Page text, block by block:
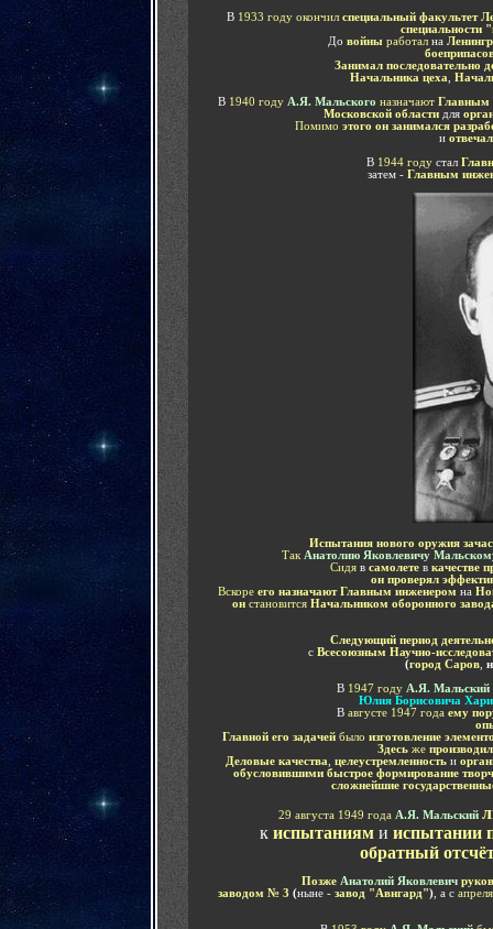
В 1933 году окончил специальный факультет
специальности
До войны работал на
Занимал последовательно
Начальника цеха
Н
В1940 годуА.Я. Мальского назначают Главным
Московской области для
Помимо этого он занимался
и отвечал
В1944 годустал Г
затем - Главным
Испытания нового оружия
Так Анатолию Яковлевичу
Сидя в самолете в качестве
он проверял
Вскоре его назначают Главным инженером на
он становится Начальником оборонного
Следующий период
с Всесоюзным Научно-
(город Саров,
В 1947 году А.Я. Мальский
Юлия Борисовича
В августе 1947 года ему
Главной его задачей было изготовление
Здесьже
Деловые качества
целеустремленность и
обусловившими быстрое формирование
сложнейшие
29 августа 1949 года А.Я. Мальский
к испытаниями испытании
обратный
ПозжеАнатолий Яковлевич
заводом № 3 (ныне - завод "Авнгард") , а с